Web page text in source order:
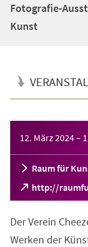
Fotografie-
Kunst
12. März 2024–
Raum für
http://
(Öffnet
in
neuen
Tab)
Der Verein
Werken der